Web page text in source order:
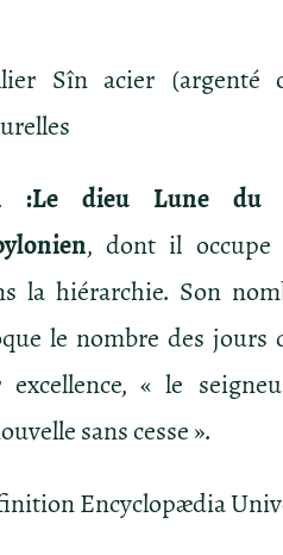
Sîn acier (argenté
:Le dieu Lune du
, dont il occupe
la hiérarchie. Son
le nombre des
excellence, « le
sans cesse ».
Encyclopædia